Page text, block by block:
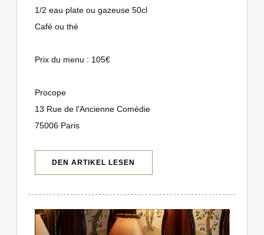
1/2 eau plate ou gazeuse 50cl
Café ou thé
Prix du menu : 105€
Procope
13 Rue de l'Ancienne Comédie
75006 Paris
DEN ARTIKEL LESEN